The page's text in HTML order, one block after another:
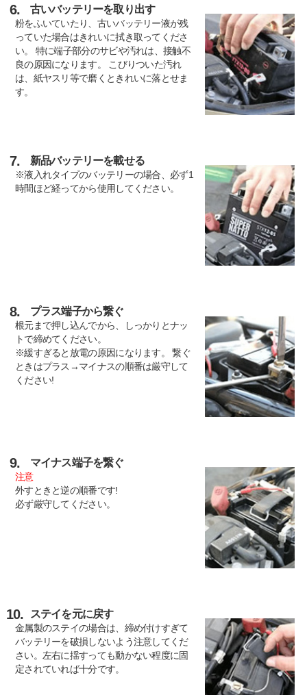
6. 古いバッテリーを取り出す
粉をふいていたり、古いバッテリー液が残
っていた場合はきれいに拭き取ってくださ
い。 特に端子部分のサビや汚れは、接触不
良の原因になります。 こびりついた汚れ
は、紙ヤスリ等で磨くときれいに落とせま
す。
7. 新品バッテリーを載せる
※液入れタイプのバッテリーの場合、必ず1
時間ほど経ってから使用してください。
8. プラス端子から繋ぐ
根元まで押し込んでから、しっかりとナッ
トで締めてください。
※緩すぎると放電の原因になります。 繋ぐ
ときはプラス→マイナスの順番は厳守して
ください!
9. マイナス端子を繋ぐ
注意
外すときと逆の順番です!
必ず厳守してください。
10. ステイを元に戻す
金属製のステイの場合は、締め付けすぎて
バッテリーを破損しないよう注意してくだ
さい。左右に揺すっても動かない程度に固
定されていれば十分です。